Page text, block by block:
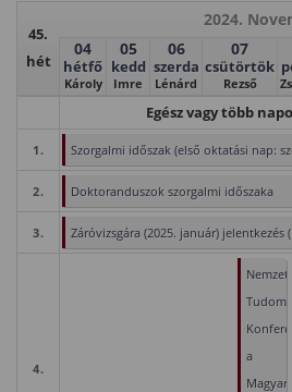
45.
hét
2024.
04
hétfő
Károly
05
kedd
Imre
06
szerda
Lénárd
07
csütörtök
Rezső
Egész vagy több
1. Szorgalmi időszak (első oktatási nap:
2. Doktoranduszok szorgalmi időszaka
3. Záróvizsgára (2025. január) jelentkezés
4.
a
Magyar